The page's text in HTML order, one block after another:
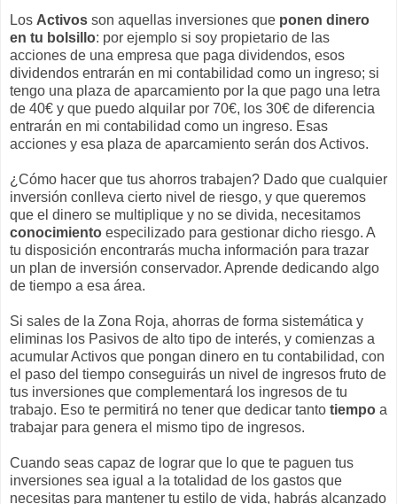
Los Activos son aquellas inversiones que ponen dinero
en tu bolsillo: por ejemplo si soy propietario de las
acciones de una empresa que paga dividendos, esos
dividendos entrarán en mi contabilidad como un ingreso; si
tengo una plaza de aparcamiento por la que pago una letra
de 40€ y que puedo alquilar por 70€, los 30€ de diferencia
entrarán en mi contabilidad como un ingreso. Esas
acciones y esa plaza de aparcamiento serán dos Activos.
¿Cómo hacer que tus ahorros trabajen? Dado que cualquier
inversión conlleva cierto nivel de riesgo, y que queremos
que el dinero se multiplique y no se divida, necesitamos
conocimiento especilizado para gestionar dicho riesgo. A
tu disposición encontrarás mucha información para trazar
un plan de inversión conservador. Aprende dedicando algo
de tiempo a esa área.
Si sales de la Zona Roja, ahorras de forma sistemática y
eliminas los Pasivos de alto tipo de interés, y comienzas a
acumular Activos que pongan dinero en tu contabilidad, con
el paso del tiempo conseguirás un nivel de ingresos fruto de
tus inversiones que complementará los ingresos de tu
trabajo. Eso te permitirá no tener que dedicar tanto tiempo a
trabajar para genera el mismo tipo de ingresos.
Cuando seas capaz de lograr que lo que te paguen tus
inversiones sea igual a la totalidad de los gastos que
necesitas para mantener tu estilo de vida, habrás alcanzado